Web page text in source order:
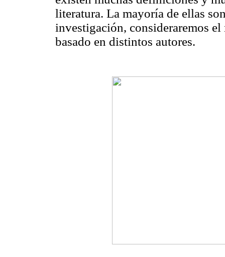
literatura. La mayoría de ellas
investigación, consideraremos
basado en distintos autores.